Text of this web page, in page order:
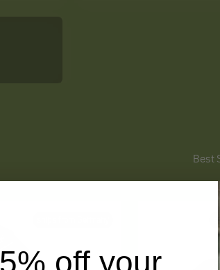
Best
5% off your